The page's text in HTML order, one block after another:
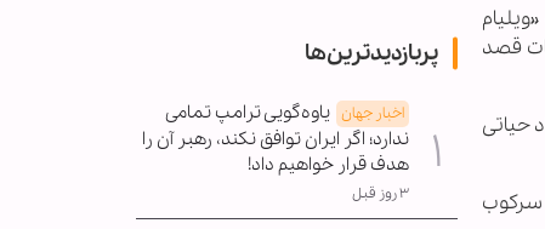
قصد
حیاتی
سرکوب
پربازدیدترین‌ها
اخبار جهان یاوه‌گویی ترامپ تمامی
ندارد؛ اگر ایران توافق نکند، رهبر آن را
هدف قرار خواهیم داد!
۳ روز قبل